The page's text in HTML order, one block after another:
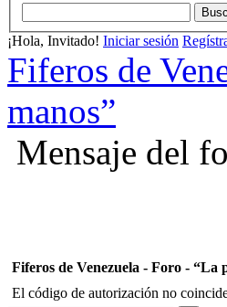
¡Hola, Invitado! Iniciar sesión
Fiferos de
manos”
Mensaje del
Fiferos de Venezuela - Foro - “La
El código de autorización no